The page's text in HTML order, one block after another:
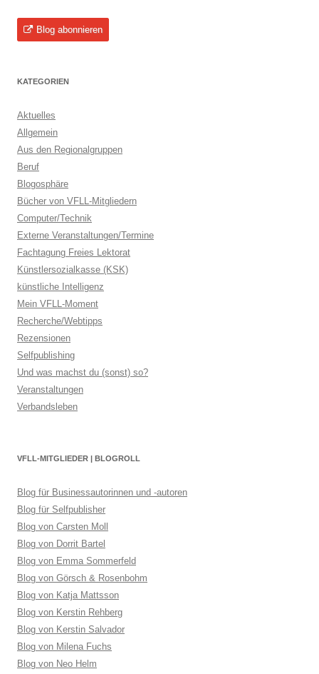
Blog abonnieren
KATEGORIEN
Aktuelles
Allgemein
Aus den Regionalgruppen
Beruf
Blogosphäre
Bücher von VFLL-Mitgliedern
Computer/Technik
Externe Veranstaltungen/Termine
Fachtagung Freies Lektorat
Künstlersozialkasse (KSK)
künstliche Intelligenz
Mein VFLL-Moment
Recherche/Webtipps
Rezensionen
Selfpublishing
Und was machst du (sonst) so?
Veranstaltungen
Verbandsleben
VFLL-MITGLIEDER | BLOGROLL
Blog für Businessautorinnen und -autoren
Blog für Selfpublisher
Blog von Carsten Moll
Blog von Dorrit Bartel
Blog von Emma Sommerfeld
Blog von Görsch & Rosenbohm
Blog von Katja Mattsson
Blog von Kerstin Rehberg
Blog von Kerstin Salvador
Blog von Milena Fuchs
Blog von Neo Helm